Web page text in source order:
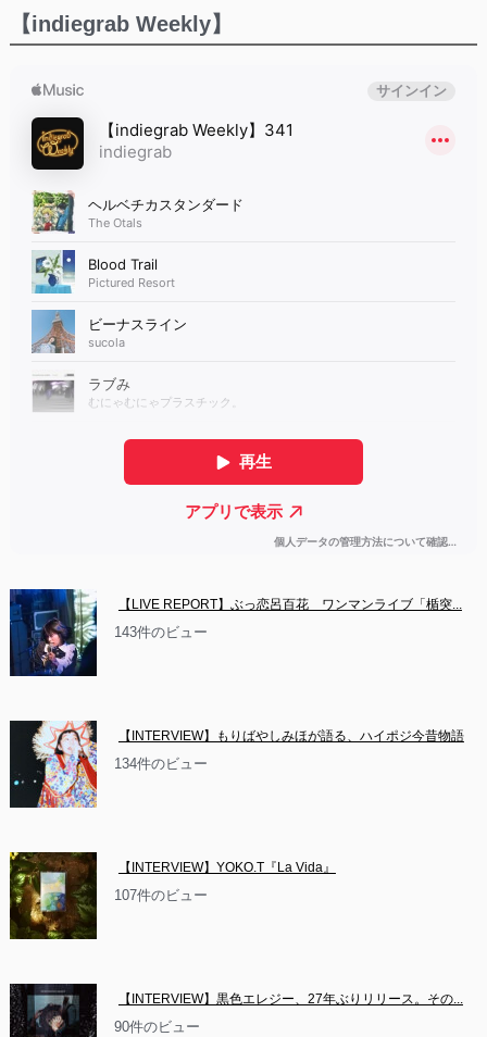
【indiegrab Weekly】
【LIVE REPORT】ぶっ恋呂百花　ワンマンライブ「楯突...
143件のビュー
【INTERVIEW】もりばやしみほが語る、ハイポジ今昔物語
134件のビュー
【INTERVIEW】YOKO.T『La Vida』
107件のビュー
【INTERVIEW】黒色エレジー、27年ぶりリリース。その...
90件のビュー